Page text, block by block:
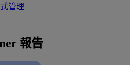
管理
報告